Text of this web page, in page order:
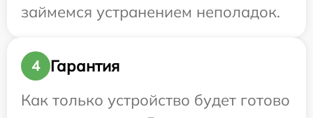
займемся устранением неполадок.
4
Гарантия
Как только устройство будет готово